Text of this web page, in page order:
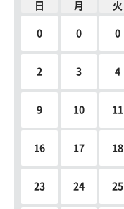
日 月 火
0 0 0
2 3 4
9 10 11
16 17 18
23 24 25